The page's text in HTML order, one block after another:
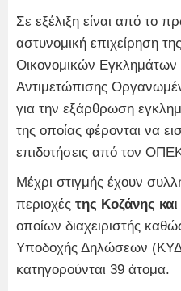
Σε εξέλιξη είναι από το
αστυνομική επιχείρηση
Οικονομικών Εγκλημάτων
Αντιμετώπισης
για την εξάρθρωση
της οποίας φέρονται να
επιδοτήσεις από τον
Μέχρι στιγμής έχουν
περιοχές της Κοζάνης
οποίων διαχειριστής
Υποδοχής Δηλώσεων
κατηγορούνται 39 άτομα.